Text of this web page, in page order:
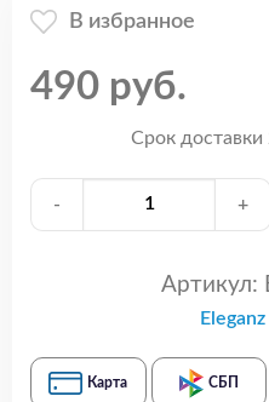
В избранное
490 руб.
Срок доставки
- +
Артикул:
Карта СБП